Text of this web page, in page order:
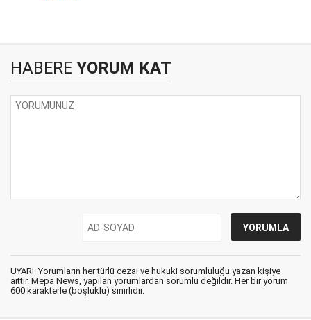
HABERE YORUM KAT
UYARI: Yorumların her türlü cezai ve hukuki sorumluluğu yazan kişiye
aittir. Mepa News, yapılan yorumlardan sorumlu değildir. Her bir yorum
600 karakterle (boşluklu) sınırlıdır.